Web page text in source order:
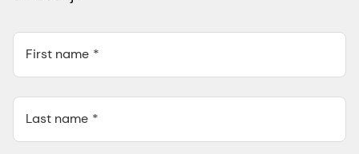
First name
Last name